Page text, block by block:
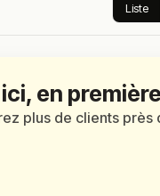
Liste
en
plus de clients près